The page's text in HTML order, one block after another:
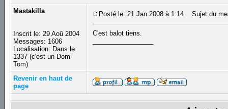
Mastakilla
Inscrit le: 29 Aoû 2004
Messages: 1606
Localisation: Dans le
1337 (c'est un Dom-
Tom)
Posté le: 21 Jan 2008 à 1:14 Sujet du
C'est balot tiens.
Revenir en haut de
page